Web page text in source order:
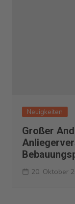
Neuigkeiten
Großer
20. Oktober